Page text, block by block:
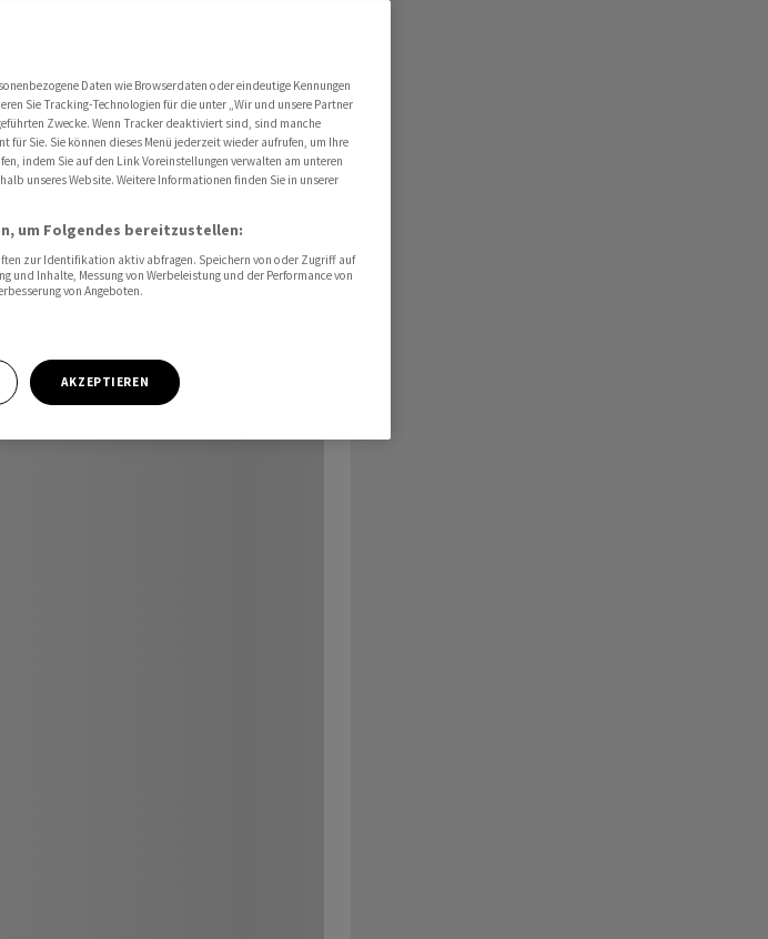
Daten wie Browserdaten oder eindeutige Kennungen
Sie Tracking-Technologien für die unter „Wir und unsere Partner
Zwecke. Wenn Tracker deaktiviert sind, sind manche
für Sie. Sie können dieses Menü jederzeit wieder aufrufen, um Ihre
indem Sie auf den Link Voreinstellungen verwalten am unteren
unseres Website. Weitere Informationen finden Sie in unserer
um Folgendes bereitzustellen:
zur Identifikation aktiv abfragen. Speichern von oder Zugriff auf
und Inhalte, Messung von Werbeleistung und der Performance von
von Angeboten.
AKZEPTIEREN